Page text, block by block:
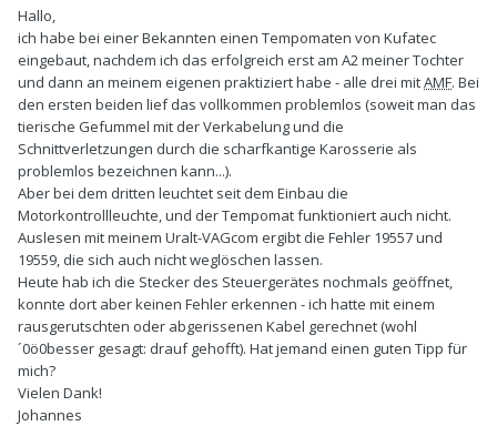
Hallo,
ich habe bei einer Bekannten einen Tempomaten von Kufatec
eingebaut, nachdem ich das erfolgreich erst am A2 meiner Tochter
und dann an meinem eigenen praktiziert habe - alle drei mitAMF. Bei
den ersten beiden lief das vollkommen problemlos (soweit man das
tierische Gefummel mit der Verkabelung und die
Schnittverletzungen durch die scharfkantige Karosserie als
problemlos bezeichnen kann...).
Aber bei dem dritten leuchtet seit dem Einbau die
Motorkontrollleuchte, und der Tempomat funktioniert auch nicht.
Auslesen mit meinem Uralt-VAGcom ergibt die Fehler 19557 und
19559, die sich auch nicht weglöschen lassen.
Heute hab ich die Stecker des Steuergerätes nochmals geöffnet,
konnte dort aber keinen Fehler erkennen - ich hatte mit einem
rausgerutschten oder abgerissenen Kabel gerechnet (wohl
´0ö0besser gesagt: drauf gehofft). Hat jemand einen guten Tipp für
mich?
Vielen Dank!
Johannes